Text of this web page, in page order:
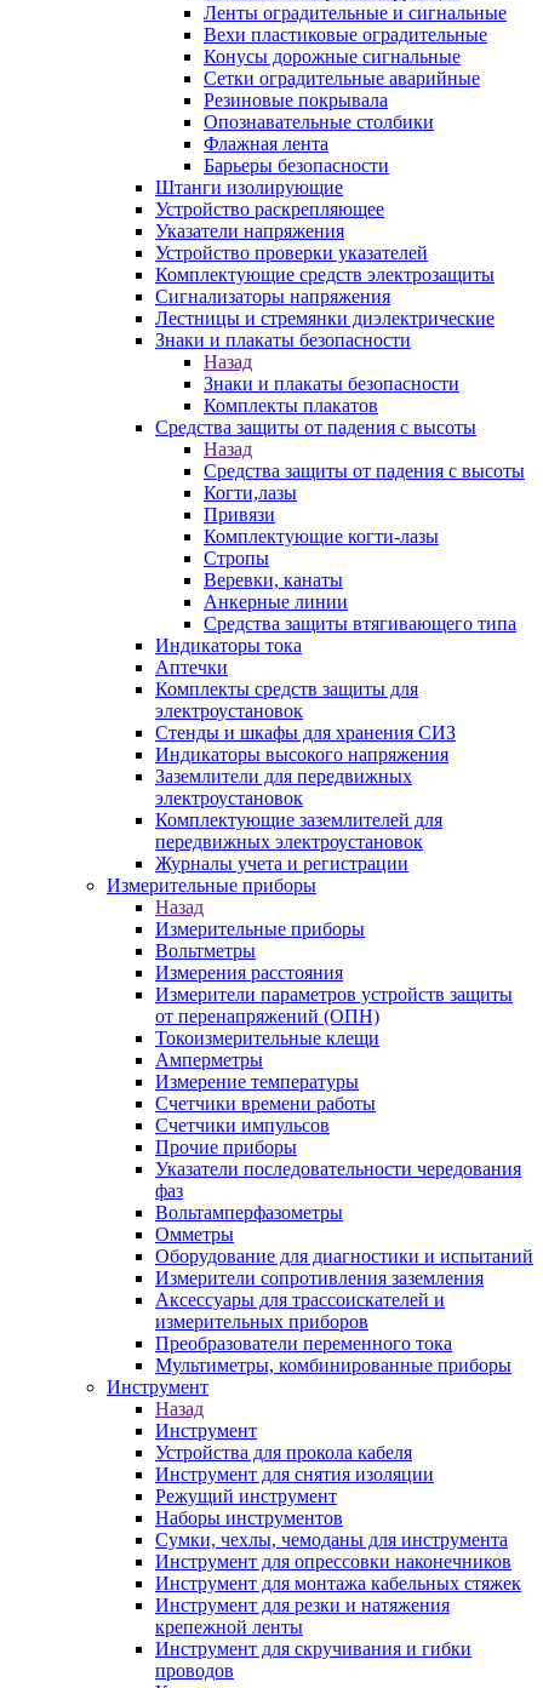
Ленты оградительные и сигнальные
Вехи пластиковые оградительные
Конусы дорожные сигнальные
Сетки оградительные аварийные
Резиновые покрывала
Опознавательные столбики
Флажная лента
Барьеры безопасности
Штанги изолирующие
Устройство раскрепляющее
Указатели напряжения
Устройство проверки указателей
Комплектующие средств электрозащиты
Сигнализаторы напряжения
Лестницы и стремянки диэлектрические
Знаки и плакаты безопасности
Назад
Знаки и плакаты безопасности
Комплекты плакатов
Средства защиты от падения с высоты
Назад
Средства защиты от падения с высоты
Когти,лазы
Привязи
Комплектующие когти-лазы
Стропы
Веревки, канаты
Анкерные линии
Средства защиты втягивающего типа
Индикаторы тока
Аптечки
Комплекты средств защиты для
электроустановок
Стенды и шкафы для хранения СИЗ
Индикаторы высокого напряжения
Заземлители для передвижных
электроустановок
Комплектующие заземлителей для
передвижных электроустановок
Журналы учета и регистрации
Измерительные приборы
Назад
Измерительные приборы
Вольтметры
Измерения расстояния
Измерители параметров устройств защиты
от перенапряжений (ОПН)
Токоизмерительные клещи
Амперметры
Измерение температуры
Счетчики времени работы
Счетчики импульсов
Прочие приборы
Указатели последовательности чередования
фаз
Вольтамперфазометры
Омметры
Оборудование для диагностики и испытаний
Измерители сопротивления заземления
Аксессуары для трассоискателей и
измерительных приборов
Преобразователи переменного тока
Мультиметры, комбинированные приборы
Инструмент
Назад
Инструмент
Устройства для прокола кабеля
Инструмент для снятия изоляции
Режущий инструмент
Наборы инструментов
Сумки, чехлы, чемоданы для инструмента
Инструмент для опрессовки наконечников
Инструмент для монтажа кабельных стяжек
Инструмент для резки и натяжения
крепежной ленты
Инструмент для скручивания и гибки
проводов